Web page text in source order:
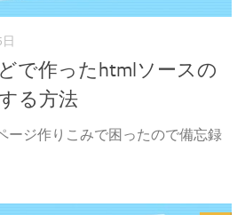
で作ったhtmlソースの
る方法
ージ作りこみで困ったので備忘録